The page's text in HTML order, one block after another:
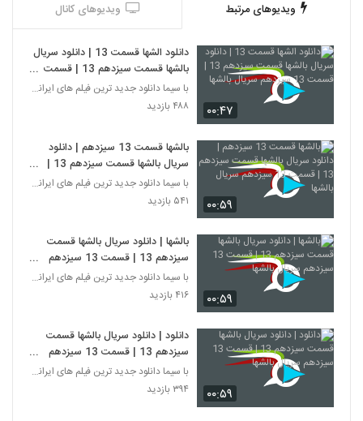
ویدیوهای مرتبط ویدیوهای کانال
۰۰:۴۷
دانلود الشها قسمت 13 | دانلود سریال
بالشها قسمت سیزدهم 13 | قسمت
13 سیزدهم سریال بالشها
با سیما دانلود جدید ترین فیلم های ایرانی را در لحظ
۴۸۸ بازدید
۰۰:۵۹
بالشها قسمت 13 سیزدهم | دانلود
سریال بالشها قسمت سیزدهم 13 |
قسمت 13 سیزدهم سریال بالشها
با سیما دانلود جدید ترین فیلم های ایرانی را در لحظ
۵۴۱ بازدید
۰۰:۵۹
بالشها | دانلود سریال بالشها قسمت
سیزدهم 13 | قسمت 13 سیزدهم
سریال بالشها
با سیما دانلود جدید ترین فیلم های ایرانی را در لحظ
۴۱۶ بازدید
۰۰:۵۹
دانلود | دانلود سریال بالشها قسمت
سیزدهم 13 | قسمت 13 سیزدهم
سریال بالشها
با سیما دانلود جدید ترین فیلم های ایرانی را در لحظ
۳۹۴ بازدید